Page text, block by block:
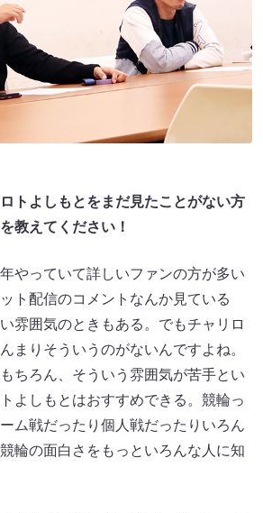
トよしもとをまだ見たことがない方
教えてください！
やっていて詳しいファンの方が多い
ト配信のコメントなんか見ている
雰囲気のときもある。でもチャリロ
まりそういうのがないんですよね。
ちろん、そういう雰囲気が苦手とい
よしもとはおすすめできる。競輪っ
ム戦だったり個人戦だったりいろん
輪の面白さをもっといろんな人に知